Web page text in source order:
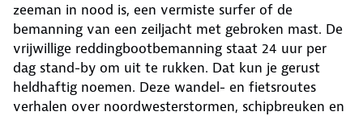
zeeman in nood is, een vermiste surfer of de
bemanning van een zeiljacht met gebroken mast. De
vrijwillige reddingbootbemanning staat 24 uur per
dag stand-by om uit te rukken. Dat kun je gerust
heldhaftig noemen. Deze wandel- en fietsroutes
verhalen over noordwesterstormen, schipbreuken en